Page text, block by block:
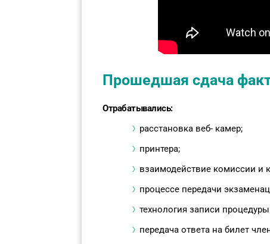
Прошедшая сдача
Отрабатывались:
расстановка веб- камер;
принтера;
взаимодействие комиссии и
процессе передачи
технология записи
передача ответа на билет